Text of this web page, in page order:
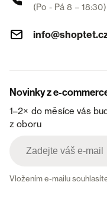
(Po - Pá 8 – 18:30)
Novinky z e-
1–2× do měsíce vás
z oboru
Vložením e-mailu